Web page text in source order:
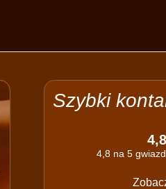
Szybki
4,8
4,8 na 5